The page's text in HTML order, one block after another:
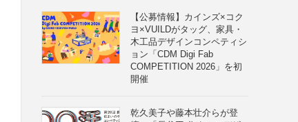
【公募情報】カインズ×コク
ヨ×VUILDがタッグ、家具・
木工品デザインコンペティシ
ョン「CDM Digi Fab
COMPETITION 2026」を初
開催
乾久美子や藤本壮介らが登